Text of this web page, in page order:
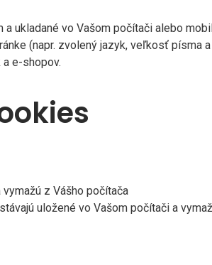
ukladané vo Vašom počítači alebo
(napr. zvolený jazyk, veľkosť
e-shopov.
z Vášho počítača
uložené vo Vašom počítači a